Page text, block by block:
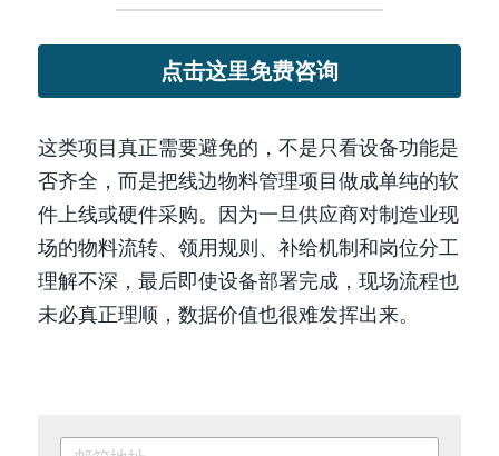
点击这里免费咨询
这类项目真正需要避免的，不是只看设备功能是
否齐全，而是把线边物料管理项目做成单纯的软
件上线或硬件采购。因为一旦供应商对制造业现
场的物料流转、领用规则、补给机制和岗位分工
理解不深，最后即使设备部署完成，现场流程也
未必真正理顺，数据价值也很难发挥出来。